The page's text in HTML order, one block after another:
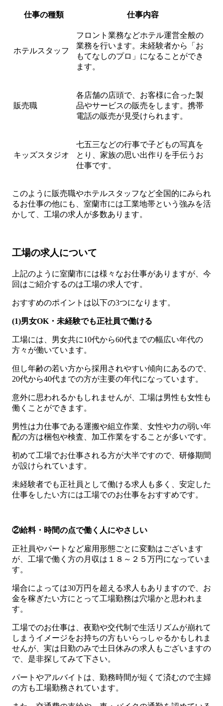
仕事の種類 仕事内容
ホテルスタッフ
フロント業務などホテル運営全般の
業務を行います。未経験者から「お
もてなしのプロ」になることができ
ます。
販売職
各店舗の店頭で、お客様に合った製
品やサービスの販売をします。携帯
電話の販売が見受けられます。
キッズスタジオ
七五三などの行事で子どもの写真を
とり、家族の思い出作りを手伝うお
仕事です。
このように販売職やホテルスタッフなど全国的にみられ
るお仕事の他にも、室蘭市には工業地帯という強みを活
かして、工場の求人が多数あります。
工場の求人について
上記のように室蘭市には様々なお仕事がありますが、今
回はご紹介するのは工場の求人です。
おすすめのポイントは以下の3つになります。
(1)男女OK・未経験でも正社員で働ける
工場には、男女共に10代から60代までの幅広い年代の
方々が働いています。
但し年齢の若い方から採用されやすい傾向にあるので、
20代から40代までの方が主要の年代になっています。
意外に思われるかもしれませんが、工場は男性も女性も
働くことができます。
男性は力仕事である運搬や組立作業、女性や力の弱い年
配の方は梱包や検査、加工作業をすることが多いです。
初めて工場でお仕事される方が大半ですので、研修期間
が設けられています。
未経験者でも正社員として働ける求人も多く、安定した
仕事をしたい方には工場でのお仕事をおすすめです。
②給料・時間の点で働く人にやさしい
正社員やパートなど雇用形態ごとに変動はございます
が、工場で働く方の月収は１８～２５万円になっていま
す。
場合によっては30万円を超える求人もありますので、お
金を稼ぎたい方にとって工場勤務は穴場かと思われま
す。
工場でのお仕事は、夜勤や交代制で生活リズムが崩れて
しまうイメージをお持ちの方もいらっしゃるかもしれま
せんが、実は日勤のみで土日休みの求人もございますの
で、是非探してみて下さい。
パートやアルバイトは、勤務時間が短くて済むので主婦
の方も工場勤務されています。